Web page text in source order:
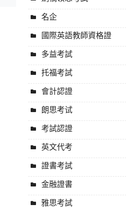
名企
國際英語教師資格證
多益考試
托福考試
會計認證
朗思考试
考試認證
英文代考
證書考試
金融證書
雅思考試